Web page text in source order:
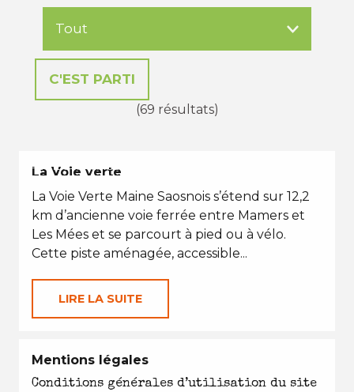
(69 résultats)
PETITES VACANCES
La Voie verte
La Voie Verte Maine Saosnois s’étend sur 12,2
km d’ancienne voie ferrée entre Mamers et
Les Mées et se parcourt à pied ou à vélo.
Cette piste aménagée, accessible...
LIRE LA SUITE
Mentions légales
Conditions générales d’utilisation du site